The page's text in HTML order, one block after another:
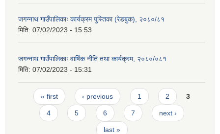
जगन्नाथ गाउँपालिकाः कार्यक्रम पुस्तिका (रेडबुक), २०८०/८१
मिति: 07/02/2023 - 15:53
जगन्नाथ गाउँपालिकाः वार्षिक नीति तथा कार्यक्रम, २०८०/०८१
मिति: 07/02/2023 - 15:31
Pages
« first ‹ previous 1 2 3
4 5 6 7 next ›
last »